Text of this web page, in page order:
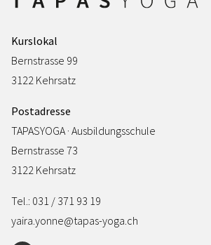
Kurslokal
Bernstrasse 99
3122 Kehrsatz
Postadresse
TAPASYOGA · Ausbildungsschule
Bernstrasse 73
3122 Kehrsatz
Tel.: 031 / 371 93 19
yaira.yonne@tapas-yoga.ch